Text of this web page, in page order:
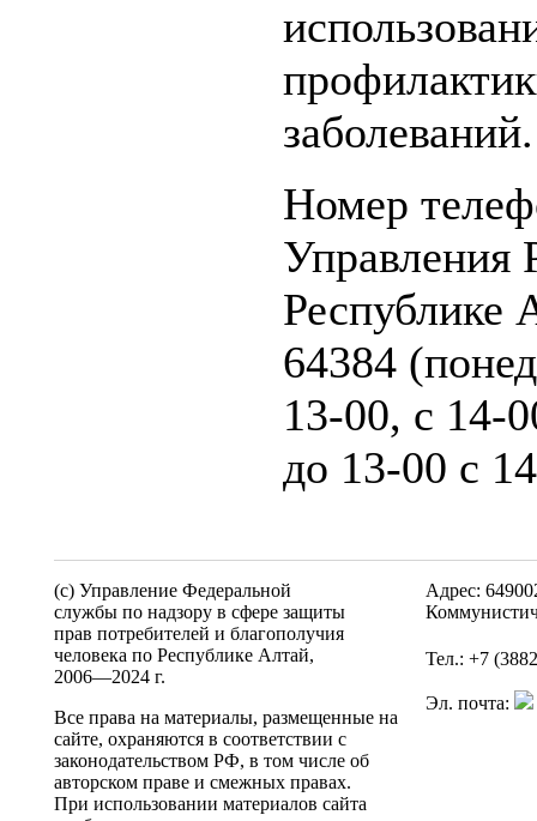
заболеваний.
Номер
Управления
Республике
64384
13-00, с 14-
до 13-00 с
(c) Управление Федеральной
службы по надзору в сфере защиты
прав потребителей и благополучия
человека по Республике Алтай,
2006—2024 г.
Все права на материалы, размещенные на
сайте, охраняются в соответствии с
законодательством РФ, в том числе об
авторском праве и смежных правах.
При использовании материалов сайта
Адрес:
Тел.: +7
Эл. почта: